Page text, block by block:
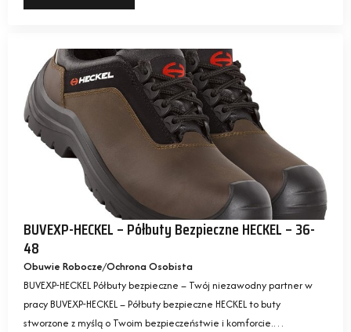
BUVEXP-HECKEL – Półbuty Bezpieczne HECKEL – 36-
48
Obuwie Robocze Ochrona Osobista
BUVEXP-HECKEL Półbuty bezpieczne – Twój niezawodny partner w
pracy BUVEXP-HECKEL – Półbuty bezpieczne HECKEL to buty
stworzone z myślą o Twoim bezpieczeństwie i komforcie.…